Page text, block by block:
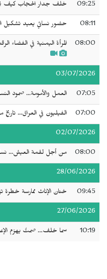
09:25 خلف جدار الحجاب كيف يخفي
08:11 حضور نسائي يعيد تشكيل
08:00 المرأة اليمنية في الفضاء
03/07/2026
07:05 العمل والأمومة... صمود
07:00 الفيليون في العراق... تاريخ
02/07/2026
08:00 من أجل لقمة العيش...
28/06/2026
09:45 ختان الإناث ممارسة خطرة
27/06/2026
10:19 سما خلف… صمتٌ يهزم